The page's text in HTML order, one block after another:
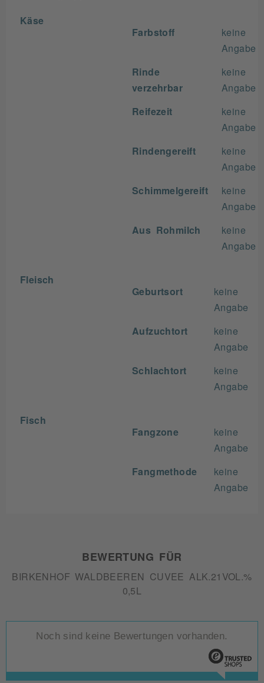
Käse
Farbstoff
keine
Angabe
Rinde
verzehrbar
keine
Angabe
Reifezeit
keine
Angabe
Rindengereift
keine
Angabe
Schimmelgereift
keine
Angabe
Aus Rohmilch
keine
Angabe
Fleisch
Geburtsort
keine
Angabe
Aufzuchtort
keine
Angabe
Schlachtort
keine
Angabe
Fisch
Fangzone
keine
Angabe
Fangmethode
keine
Angabe
BEWERTUNG FÜR
BIRKENHOF WALDBEEREN CUVEE ALK.21VOL.%
0,5L
Noch sind keine Bewertungen vorhanden.